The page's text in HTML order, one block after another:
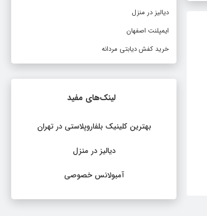
دیالیز در منزل
ایمپلنت اصفهان
خرید کفش دیابتی مردانه
لینک‌های مفید
بهترین کلینیک بلفاروپلاستی در تهران
دیالیز در منزل
آمبولانس خصوصی